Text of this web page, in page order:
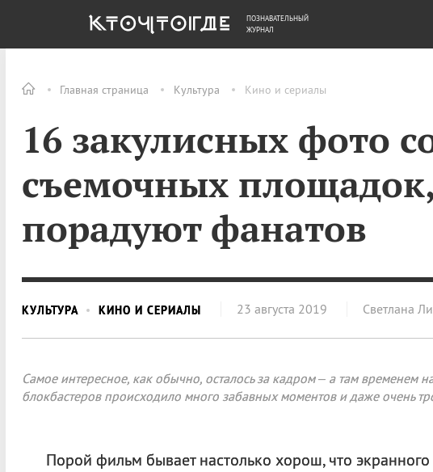
Главная страница Культура Кино и сериалы
16 закулисных фото
съемочных
порадуют фанатов
КУЛЬТУРА КИНО И СЕРИАЛЫ 23 августа 2019 Светлана
Самое интересное, как обычно, осталось за кадром – а там временем
блокбастеров происходило много забавных моментов и даже очень
Порой фильм бывает настолько хорош, что
ОБЩЕСТВО ДЕНЬГИ
ПОЗНАВАТЕЛЬНЫЙ
ЖУРНАЛ